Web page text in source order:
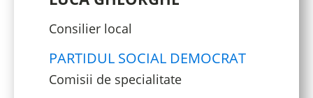
Consilier local
PARTIDUL SOCIAL DEMOCRAT
Comisii de specialitate